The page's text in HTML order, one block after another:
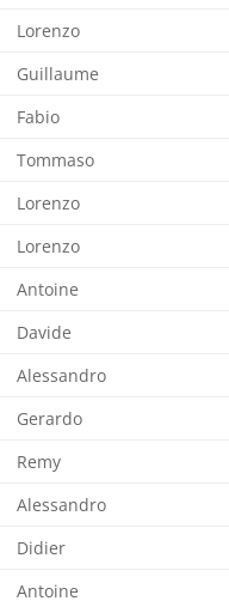
Lorenzo
Guillaume
Fabio
Tommaso
Lorenzo
Lorenzo
Antoine
Davide
Alessandro
Gerardo
Remy
Alessandro
Didier
Antoine